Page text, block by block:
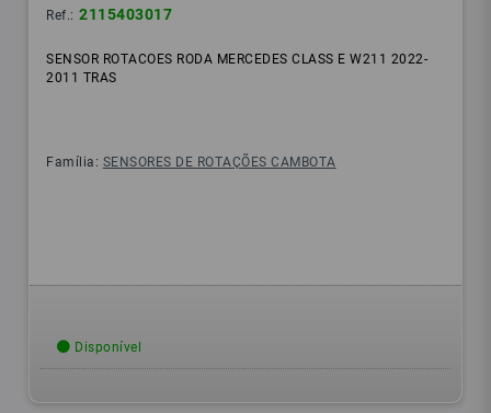
Ref.: 2115403017
SENSOR ROTACOES RODA MERCEDES CLASS E W211 2022-
2011 TRAS
Família: SENSORES DE ROTAÇÕES CAMBOTA
Disponível